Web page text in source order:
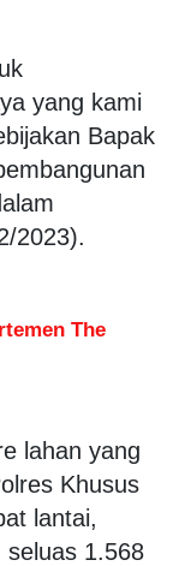
yang kami
Bapak
2023).
The
lahan yang
Khusus
lantai,
seluas 1.568